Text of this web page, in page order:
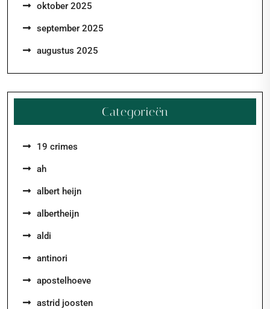
oktober 2025
september 2025
augustus 2025
Categorieën
19 crimes
ah
albert heijn
albertheijn
aldi
antinori
apostelhoeve
astrid joosten